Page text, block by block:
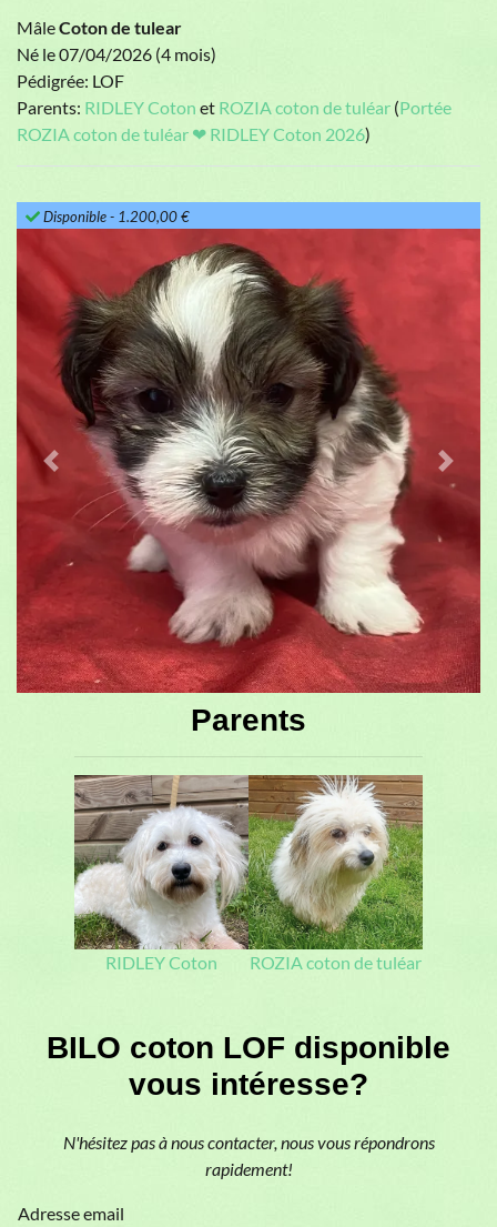
Disponible- 1.200,00 €
Previous Next
MâleCoton de tulear
Né le 07/04/2026 (4 mois)
Pédigrée: LOF
Parents: RIDLEY Coton et ROZIA coton de tuléar (Portée
ROZIA coton de tuléar ❤ RIDLEY Coton 2026)
Parents
RIDLEY Coton ROZIA coton de tuléar
BILO coton LOF disponible
vous intéresse?
N'hésitez pas à nous contacter, nous vous répondrons
rapidement!
Adresse email